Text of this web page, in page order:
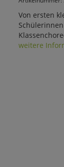
Von ersten
weitere